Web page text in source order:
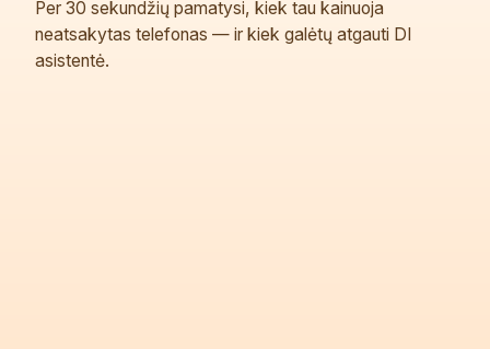
Per 30 sekundžių pamatysi, kiek tau kainuoja
neatsakytas telefonas — ir kiek galėtų atgauti DI
asistentė.